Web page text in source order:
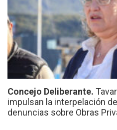
Concejo Deliberante.
impulsan la interpelación
denuncias sobre Obras